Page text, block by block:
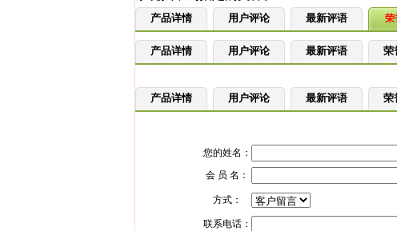
产品详情 用户评论 最新评语 荣
产品详情 用户评论 最新评语 荣
产品详情 用户评论 最新评语 荣
您的姓名：
会 员 名：
方式：
联系电话：